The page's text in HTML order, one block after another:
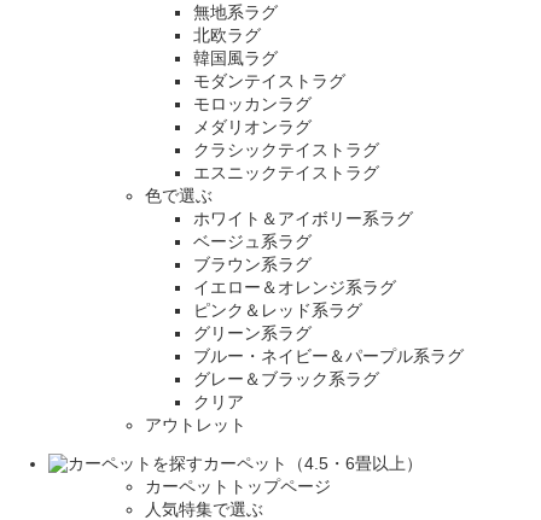
無地系ラグ
北欧ラグ
韓国風ラグ
モダンテイストラグ
モロッカンラグ
メダリオンラグ
クラシックテイストラグ
エスニックテイストラグ
色で選ぶ
ホワイト＆アイボリー系ラグ
ベージュ系ラグ
ブラウン系ラグ
イエロー＆オレンジ系ラグ
ピンク＆レッド系ラグ
グリーン系ラグ
ブルー・ネイビー＆パープル系ラグ
グレー＆ブラック系ラグ
クリア
アウトレット
カーペット（4.5・6畳以上）
カーペットトップページ
人気特集で選ぶ